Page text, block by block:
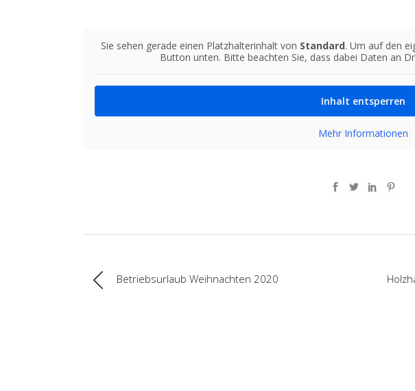
Sie sehen gerade einen Platzhalterinhalt von Standard. Um auf den
Button unten. Bitte beachten Sie, dass dabei Daten an
Inhalt entsperren
Mehr Informationen
Betriebsurlaub Weihnachten 2020